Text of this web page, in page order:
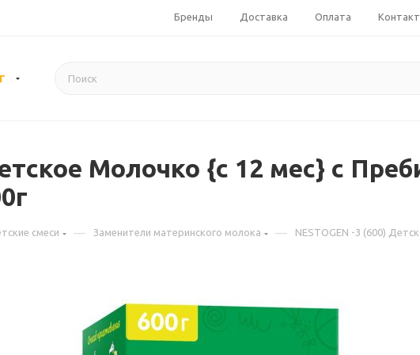
Бренды Доставка Оплата
Молочко {с 12 мес} с
смеси — Заменители материнского молока — NESTOGEN -3 (600)